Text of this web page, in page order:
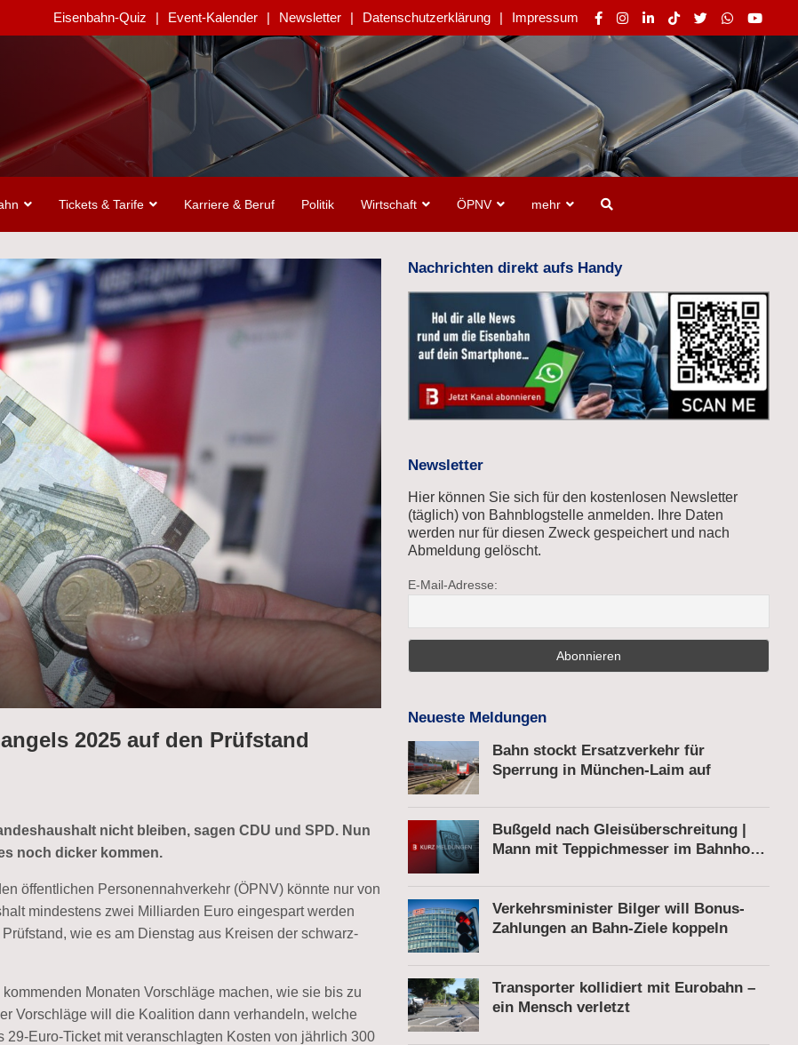
Eisenbahn-Quiz Event-Kalender Newsletter Datenschutzerklärung Impressum
Tickets & Tarife Karriere & Beruf Politik Wirtschaft ÖPNV mehr
2025 auf den Prüfstand
nicht bleiben, sagen CDU und SPD. Nun
noch dicker kommen.
öffentlichen Personennahverkehr (ÖPNV) könnte nur von
mindestens zwei Milliarden Euro eingespart werden
wie es am Dienstag aus Kreisen der schwarz-
Monaten Vorschläge machen, wie sie bis zu
Vorschläge will die Koalition dann verhandeln, welche
Euro-Ticket mit veranschlagten Kosten von jährlich 300
Nachrichten direkt aufs Handy
Newsletter
Hier können Sie sich für den kostenlosen Newsletter
(täglich) von Bahnblogstelle anmelden. Ihre Daten
werden nur für diesen Zweck gespeichert und nach
Abmeldung gelöscht.
E-Mail-Adresse:
Neueste Meldungen
Bahn stockt Ersatzverkehr für
Sperrung in München-Laim auf
Bußgeld nach Gleisüberschreitung |
Mann mit Teppichmesser im Bahnhof |
festgenommen
Verkehrsminister Bilger will Bonus-
Zahlungen an Bahn-Ziele koppeln
Transporter kollidiert mit Eurobahn –
ein Mensch verletzt